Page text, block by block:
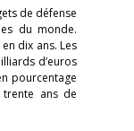
de défense
du monde.
dix ans. Les
d’euros
pourcentage
ans de